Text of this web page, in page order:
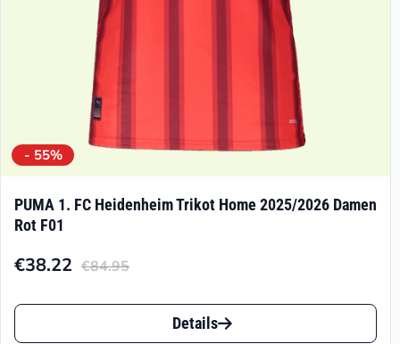
- 55%
PUMA 1. FC Heidenheim Trikot Home 2025/2026 Damen
Rot F01
€84.95
Ursprünglicher
Preis
€38.22
Aktueller
Preis
Dieses
Produkt
Details